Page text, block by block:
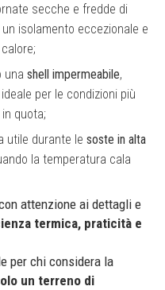
secche e fredde di
isolamento eccezionale e
una shell impermeabile,
per le condizioni più
quota;
utile durante le soste in alta
la temperatura cala
attenzione ai dettagli e
termica, praticità e
per chi considera la
un terreno di